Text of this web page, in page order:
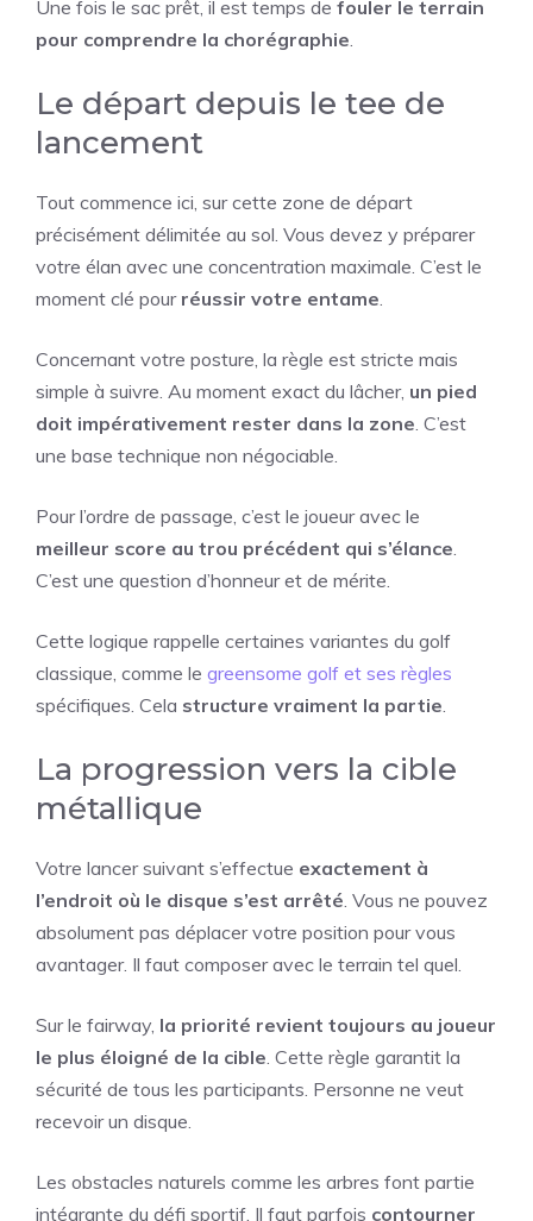
Une fois le sac prêt, il est temps de fouler le terrain
pour comprendre la chorégraphie.
Le départ depuis le tee de
lancement
Tout commence ici, sur cette zone de départ
précisément délimitée au sol. Vous devez y préparer
votre élan avec une concentration maximale. C’est le
moment clé pour réussir votre entame.
Concernant votre posture, la règle est stricte mais
simple à suivre. Au moment exact du lâcher, un pied
doit impérativement rester dans la zone. C’est
une base technique non négociable.
Pour l’ordre de passage, c’est le joueur avec le
meilleur score au trou précédent qui s’élance.
C’est une question d’honneur et de mérite.
Cette logique rappelle certaines variantes du golf
classique, comme le greensome golf et ses règles
spécifiques. Cela structure vraiment la partie.
La progression vers la cible
métallique
Votre lancer suivant s’effectue exactement à
l’endroit où le disque s’est arrêté. Vous ne pouvez
absolument pas déplacer votre position pour vous
avantager. Il faut composer avec le terrain tel quel.
Sur le fairway, la priorité revient toujours au joueur
le plus éloigné de la cible. Cette règle garantit la
sécurité de tous les participants. Personne ne veut
recevoir un disque.
Les obstacles naturels comme les arbres font partie
intégrante du défi sportif. Il faut parfois contourner